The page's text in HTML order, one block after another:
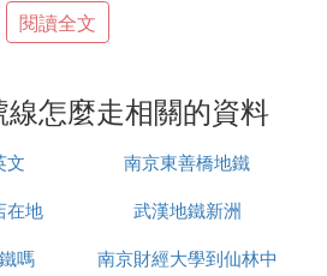
地鐵線網中西北至東南方向的
秦淮區和江寧區，線路北起
副城，南至吉印大道站。
全部為地下線，共設30座車
A型車。截至2015年5月已進入
於2015年內開工建設，2020
閱讀全文
怎麼走相關的資料
文
南京東善橋地鐵
在地
武漢地鐵新洲
嗎
南京財經大學到仙林中